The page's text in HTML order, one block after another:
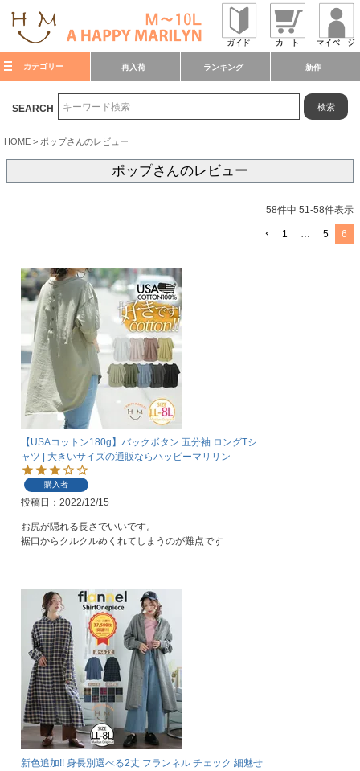
カテゴリー 再入荷 ランキング 新作
SEARCH 検索
HOME ポップさんのレビュー
ポップさんのレビュー
58件中 51-58件表示
1 … 5 6
【USAコットン180g】バックボタン 五分袖 ロングTシ
ャツ | 大きいサイズの通販ならハッピーマリリン
購入者
投稿日 2022/12/15
お尻が隠れる長さでいいです。
裾口からクルクルめくれてしまうのが難点です
新色追加!! 身長別選べる2丈 フランネル チェック 細魅せ